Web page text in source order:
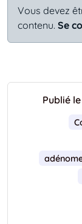
Vous devez
contenu. Se
Publié le